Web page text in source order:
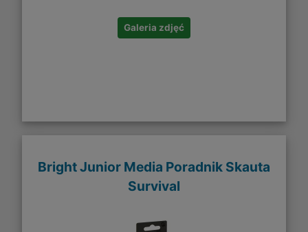
Galeria zdjęć
Bright Junior Media Poradnik Skauta
Survival